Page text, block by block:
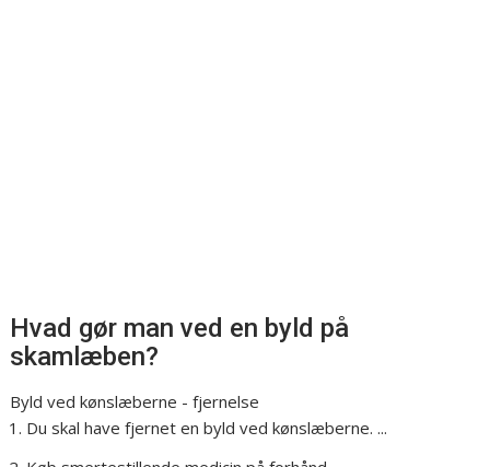
Hvad gør man ved en byld på
skamlæben?
Byld ved kønslæberne - fjernelse
Du skal have fjernet en byld ved kønslæberne. ...